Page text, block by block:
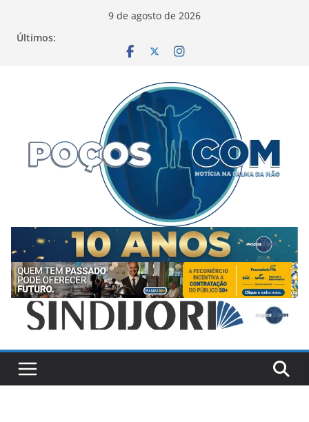
9 de agosto de 2026
Últimos: